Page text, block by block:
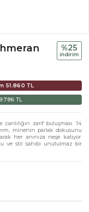
%25
i̇ndi̇ri̇m
51.860 TL
TL
canlılığın zarif buluşması. 14
minenin parlak dokusunu
her anınıza neşe katıyor.
ve stil sahibi unutulmaz bir